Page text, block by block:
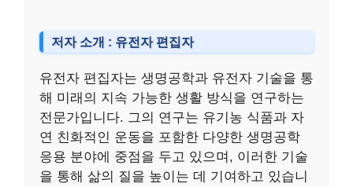
저자 소개 : 유전자 편집자
유전자 편집자는 생명공학과 유전자 기술을 통
해 미래의 지속 가능한 생활 방식을 연구하는
전문가입니다. 그의 연구는 유기농 식품과 자
연 친화적인 운동을 포함한 다양한 생명공학
응용 분야에 중점을 두고 있으며, 이러한 기술
을 통해 삶의 질을 높이는 데 기여하고 있습니